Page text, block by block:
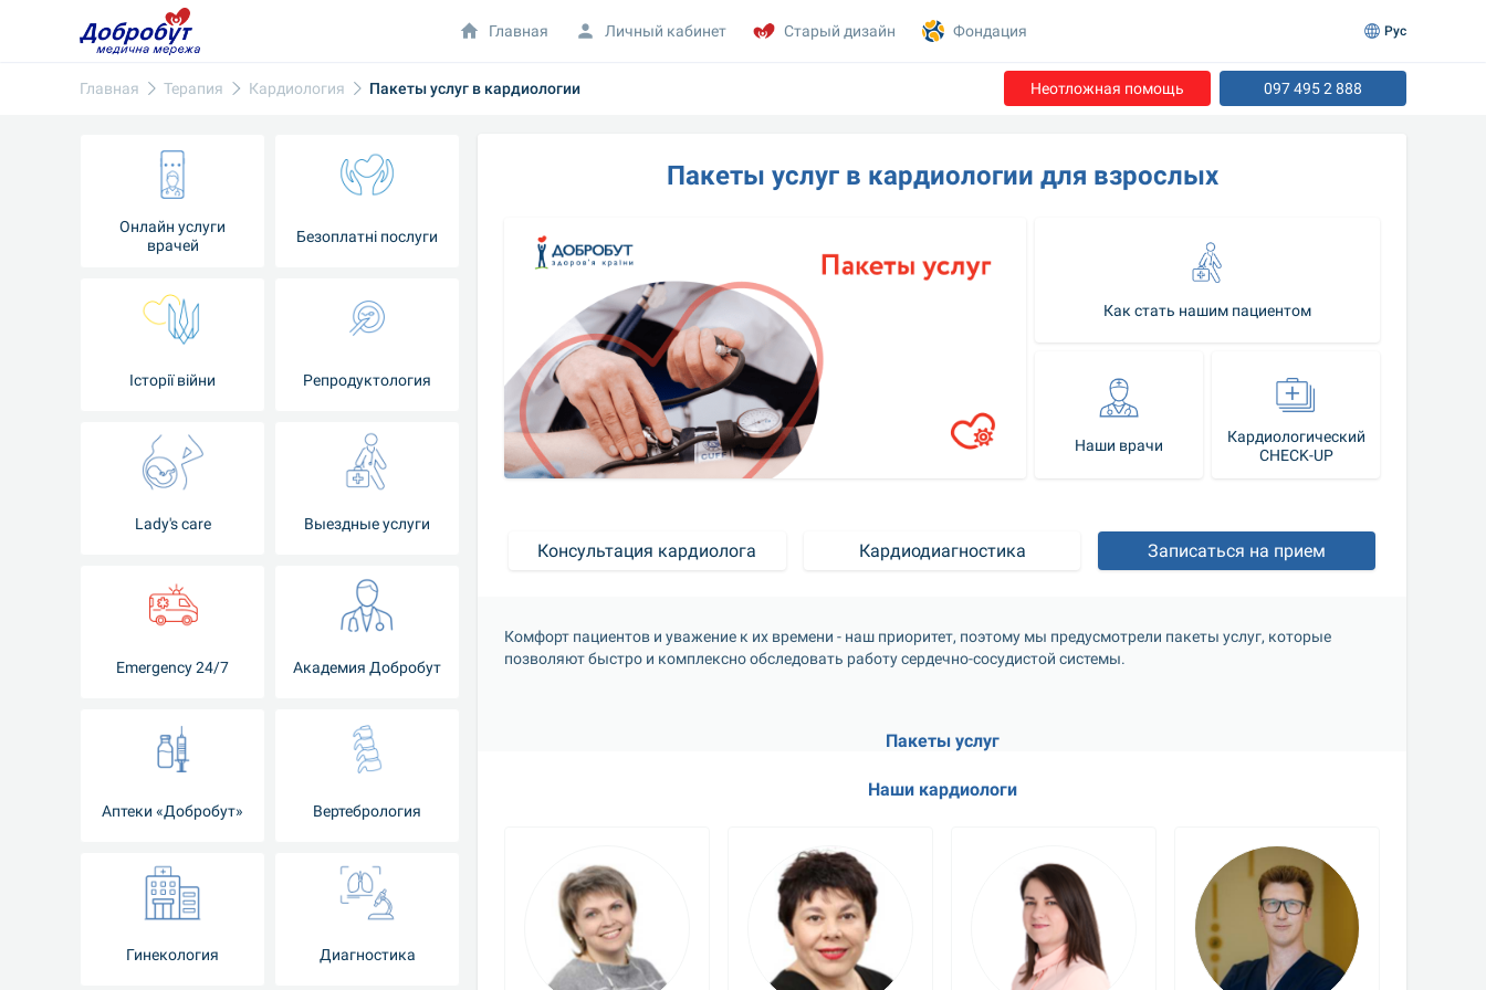
Главная Терапия Кардиология Пакеты услуг в кардиологии Неотложная помощь 097 495 2 888
Онлайн услуги
врачей
Безоплатні послуги
Iсторії війни Репродуктология
Lady's care Выездные услуги
Emergency 24/7 Академия Добробут
Аптеки «Добробут» Вертебрология
Гинекология Диагностика
Пакеты услуг в кардиологии для взрослых
Как стать нашим пациентом
Наши врачи
Кардиологический
CHECK-UP
Консультация кардиолога Кардиодиагностика Записаться на прием
Комфорт пациентов и уважение к их времени - наш приоритет, поэтому мы предусмотрели пакеты услуг, которые
позволяют быстро и комплексно обследовать работу сердечно-сосудистой системы.
Пакеты услуг
Наши кардиологи
Главная Личный кабинет Старый дизайн Фондация Рус